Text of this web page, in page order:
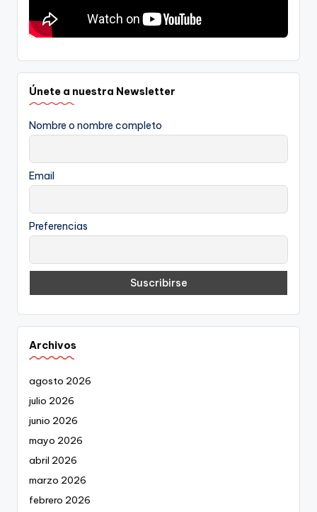
Únete a nuestra Newsletter
Nombre o nombre completo
Email
Preferencias
Archivos
agosto 2026
julio 2026
junio 2026
mayo 2026
abril 2026
marzo 2026
febrero 2026